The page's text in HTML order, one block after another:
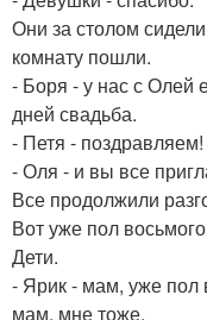
Они за столом
комнату пошли.
- Боря - у нас с Олей
дней свадьба.
- Петя - поздравляем!
- Оля - и вы все
Все продолжили
Вот уже пол
Дети.
- Ярик - мам, уже пол
мам, мне тоже.